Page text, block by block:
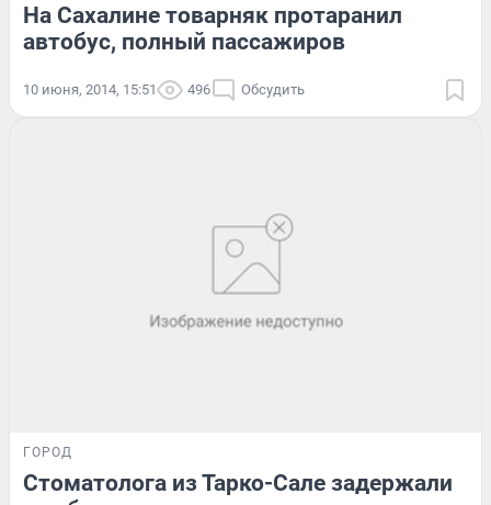
На Сахалине товарняк протаранил
автобус, полный пассажиров
10 июня, 2014, 15:51 496 Обсудить
ГОРОД
Стоматолога из Тарко-Сале задержали